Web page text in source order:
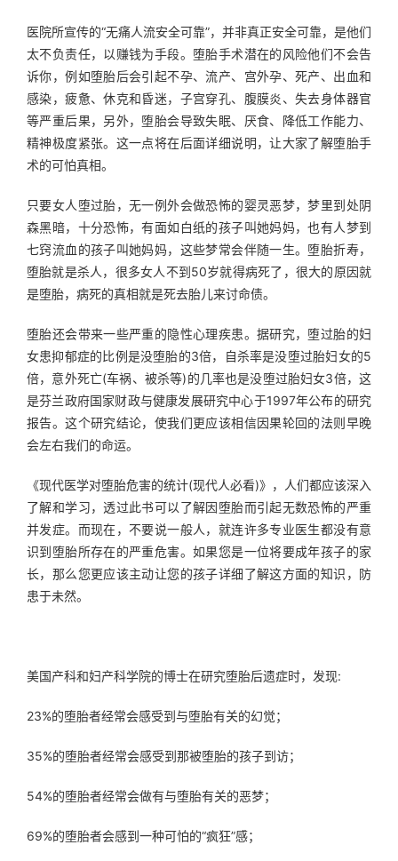
医院所宣传的“无痛人流安全可靠”，并非真正安全可靠，是他们
太不负责任，以赚钱为手段。堕胎手术潜在的风险他们不会告
诉你，例如堕胎后会引起不孕、流产、宫外孕、死产、出血和
感染，疲惫、休克和昏迷，子宫穿孔、腹膜炎、失去身体器官
等严重后果，另外，堕胎会导致失眠、厌食、降低工作能力、
精神极度紧张。这一点将在后面详细说明，让大家了解堕胎手
术的可怕真相。
只要女人堕过胎，无一例外会做恐怖的婴灵恶梦，梦里到处阴
森黑暗，十分恐怖，有面如白纸的孩子叫她妈妈，也有人梦到
七窍流血的孩子叫她妈妈，这些梦常会伴随一生。堕胎折寿，
堕胎就是杀人，很多女人不到50岁就得病死了，很大的原因就
是堕胎，病死的真相就是死去胎儿来讨命债。
堕胎还会带来一些严重的隐性心理疾患。据研究，堕过胎的妇
女患抑郁症的比例是没堕胎的3倍，自杀率是没堕过胎妇女的5
倍，意外死亡(车祸、被杀等)的几率也是没堕过胎妇女3倍，这
是芬兰政府国家财政与健康发展研究中心于1997年公布的研究
报告。这个研究结论，使我们更应该相信因果轮回的法则早晚
会左右我们的命运。
《现代医学对堕胎危害的统计(现代人必看)》，人们都应该深入
了解和学习，透过此书可以了解因堕胎而引起无数恐怖的严重
并发症。而现在，不要说一般人，就连许多专业医生都没有意
识到堕胎所存在的严重危害。如果您是一位将要成年孩子的家
长，那么您更应该主动让您的孩子详细了解这方面的知识，防
患于未然。
美国产科和妇产科学院的博士在研究堕胎后遗症时，发现:
23%的堕胎者经常会感受到与堕胎有关的幻觉；
35%的堕胎者经常会感受到那被堕胎的孩子到访；
54%的堕胎者经常会做有与堕胎有关的恶梦；
69%的堕胎者会感到一种可怕的“疯狂”感；